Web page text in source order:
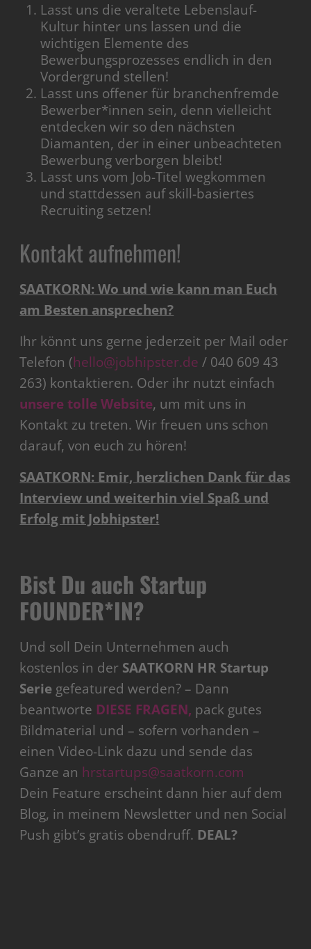
Lasst uns die veraltete Lebenslauf-
Kultur hinter uns lassen und die
wichtigen Elemente des
Bewerbungsprozesses endlich in den
Vordergrund stellen!
Lasst uns offener für branchenfremde
Bewerber*innen sein, denn vielleicht
entdecken wir so den nächsten
Diamanten, der in einer unbeachteten
Bewerbung verborgen bleibt!
Lasst uns vom Job-Titel wegkommen
und stattdessen auf skill-basiertes
Recruiting setzen!
Kontakt aufnehmen!
SAATKORN: Wo und wie kann man Euch
am Besten ansprechen?
Ihr könnt uns gerne jederzeit per Mail oder
Telefon (hello@jobhipster.de / 040 609 43
263) kontaktieren. Oder ihr nutzt einfach
unsere tolle Website, um mit uns in
Kontakt zu treten. Wir freuen uns schon
darauf, von euch zu hören!
SAATKORN: Emir, herzlichen Dank für das
Interview und weiterhin viel Spaß und
Erfolg mit Jobhipster!
Bist Du auch Startup
FOUNDER*IN?
Und soll Dein Unternehmen auch
kostenlos in der SAATKORN HR Startup
Serie gefeatured werden? – Dann
beantworte DIESE FRAGEN, pack gutes
Bildmaterial und – sofern vorhanden –
einen Video-Link dazu und sende das
Ganze an hrstartups@saatkorn.com
Dein Feature erscheint dann hier auf dem
Blog, in meinem Newsletter und nen Social
Push gibt’s gratis obendruff. DEAL?